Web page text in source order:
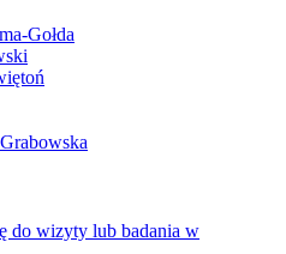
Gołda
do wizyty lub badania w